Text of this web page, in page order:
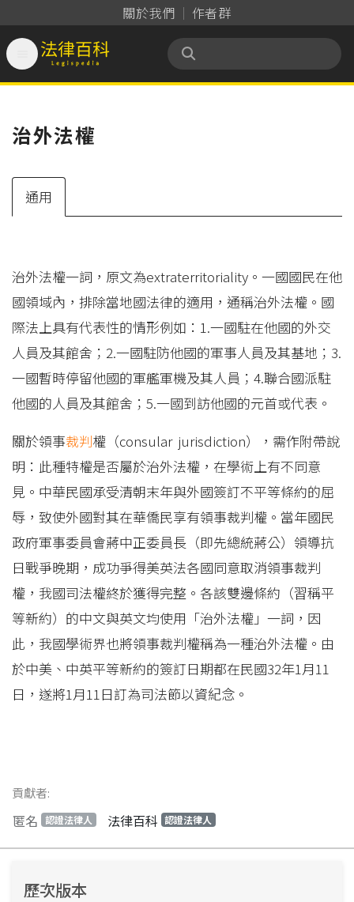
關於我們 作者群
法律百科 Legispedia
治外法權
通用
治外法權一詞，原文為extraterritoriality。一國國民在他
國領域內，排除當地國法律的適用，通稱治外法權。國
際法上具有代表性的情形例如：1.一國駐在他國的外交
人員及其館舍；2.一國駐防他國的軍事人員及其基地；3.
一國暫時停留他國的軍艦軍機及其人員；4.聯合國派駐
他國的人員及其館舍；5.一國到訪他國的元首或代表。
關於領事裁判權（consular jurisdiction），需作附帶說
明：此種特權是否屬於治外法權，在學術上有不同意
見。中華民國承受清朝末年與外國簽訂不平等條約的屈
辱，致使外國對其在華僑民享有領事裁判權。當年國民
政府軍事委員會蔣中正委員長（即先總統蔣公）領導抗
日戰爭晚期，成功爭得美英法各國同意取消領事裁判
權，我國司法權終於獲得完整。各該雙邊條約（習稱平
等新約）的中文與英文均使用「治外法權」一詞，因
此，我國學術界也將領事裁判權稱為一種治外法權。由
於中美、中英平等新約的簽訂日期都在民國32年1月11
日，遂將1月11日訂為司法節以資紀念。
貢獻者:
匿名 認證法律人 法律百科 認證法律人
歷次版本